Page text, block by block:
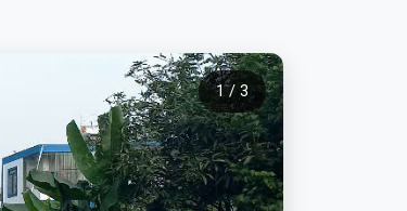
1 / 3